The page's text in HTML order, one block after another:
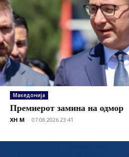
Македонија
Премиерот замина на одмор
XH M - 07.08.2026 23:41